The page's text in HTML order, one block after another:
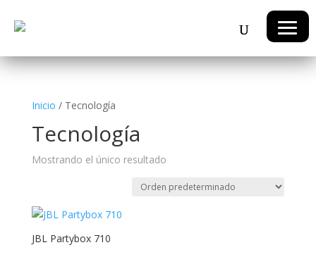
Inicio / Tecnología
Tecnología
Mostrando el único resultado
JBL Partybox 710